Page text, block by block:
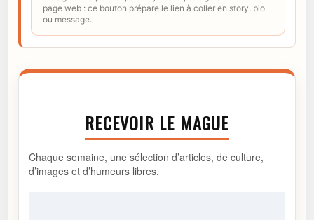
page web : ce bouton prépare le lien à coller en story, bio
ou message.
RECEVOIR LE MAGUE
Chaque semaine, une sélection d’articles, de culture,
d’images et d’humeurs libres.